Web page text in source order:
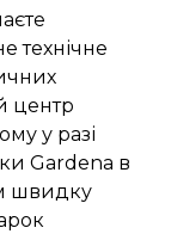
технічне
центр
у разі
Gardena в
швидку